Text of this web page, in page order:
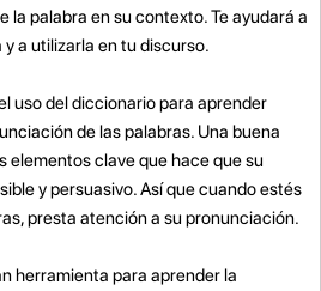
la palabra en su contexto. Te ayudará a
a utilizarla en tu discurso.
uso del diccionario para aprender
de las palabras. Una buena
elementos clave que hace que su
y persuasivo. Así que cuando estés
presta atención a su pronunciación.
herramienta para aprender la